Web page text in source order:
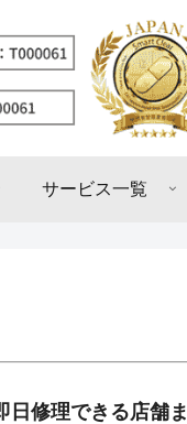
サービス一覧
修理できる店舗ま